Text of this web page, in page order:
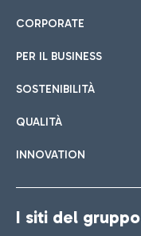
CORPORATE
PER IL BUSINESS
SOSTENIBILITÀ
QUALITÀ
INNOVATION
I siti del gruppo